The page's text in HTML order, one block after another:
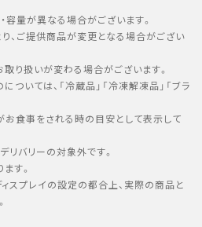
容量が異なる場合がございます。
、ご提供商品が変更となる場合がござい
り扱いが変わる場合がございます。
ついては、「冷蔵品」「冷凍解凍品」「ブラ
お食事をされる時の目安として表示して
リバリーの対象外です。
す。
スプレイの設定の都合上、実際の商品と